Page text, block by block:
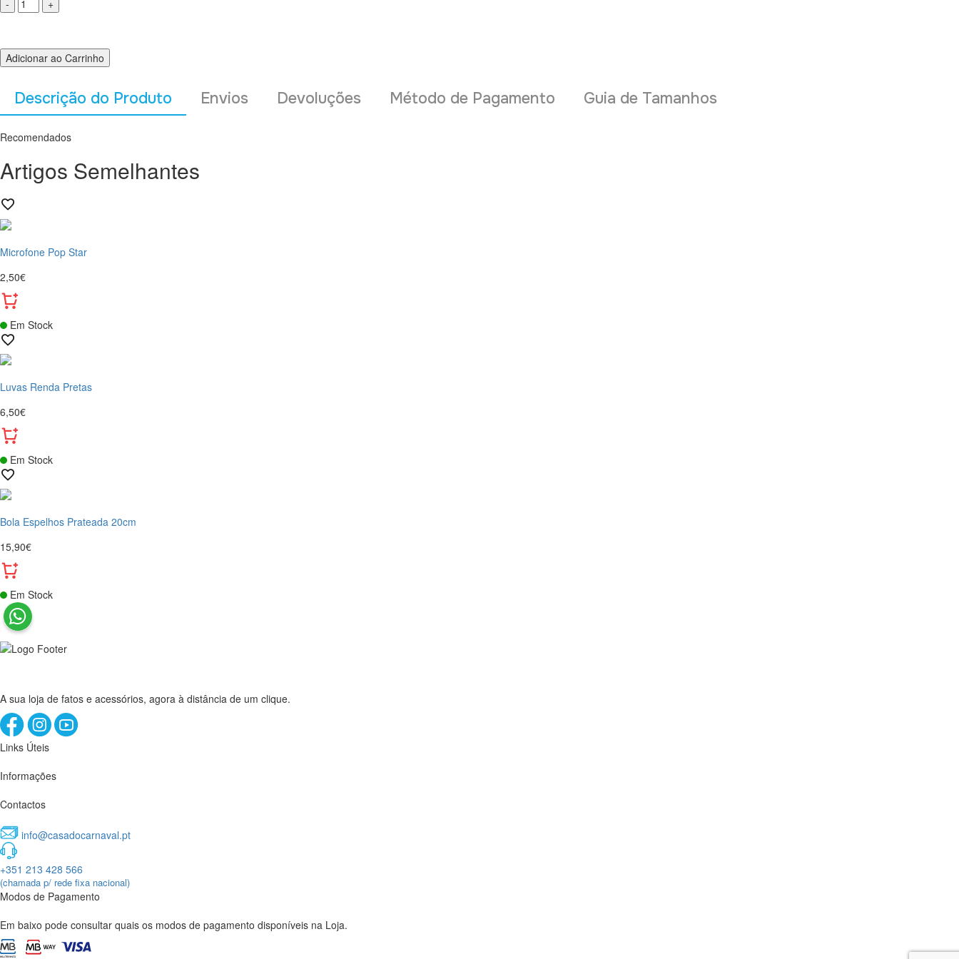
Adicionar ao Carrinho
Descrição do Produto Envios Devoluções Método de Pagamento Guia de Tamanhos
Recomendados
Artigos Semelhantes
Microfone Pop Star
2,50€
Em Stock
Luvas Renda Pretas
6,50€
Em Stock
Bola Espelhos Prateada 20cm
15,90€
Em Stock
A sua loja de fatos e acessórios, agora à distância de um clique.
Links Úteis
Informações
Contactos
info@casadocarnaval.pt
+351 213 428 566
(chamada p/ rede fixa nacional)
Modos de Pagamento
Em baixo pode consultar quais os modos de pagamento disponíveis na Loja.